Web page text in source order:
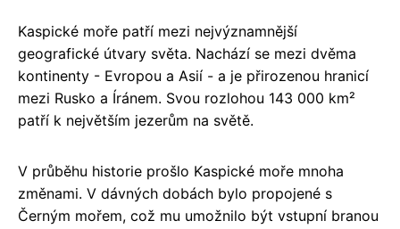
Kaspické moře patří mezi nejvýznamnější
geografické útvary světa. Nachází se mezi dvěma
kontinenty - Evropou a Asií - a je přirozenou hranicí
mezi Rusko a Íránem. Svou rozlohou 143 000 km²
patří k největším jezerům na světě.
V průběhu historie prošlo Kaspické moře mnoha
změnami. V dávných dobách bylo propojené s
Černým mořem, což mu umožnilo být vstupní branou